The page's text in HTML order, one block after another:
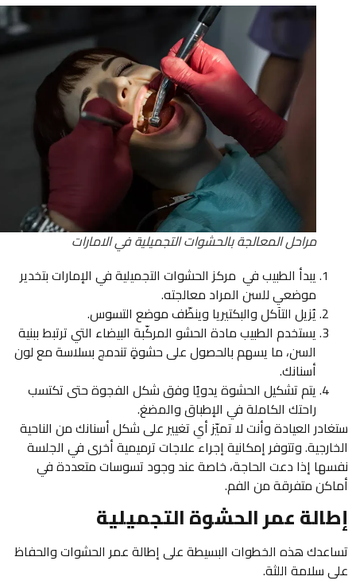
مراحل المعالجة بالحشوات التجميلية في الامارات
يبدأ الطبيب في مركز الحشوات التجميلية في الإمارات بتخدير
موضعي للسن المراد معالجته.
يُزيل التآكل والبكتيريا وينظّف موضع التسوس.
يستخدم الطبيب مادة الحشو المركّبة البيضاء التي ترتبط ببنية
السن، ما يسهم بالحصول على حشوةٍ تندمج بسلاسة مع لون
أسنانك.
يتم تشكيل الحشوة يدويًا وفق شكل الفجوة حتى تكتسب
راحتك الكاملة في الإطباق والمضغ.
العيادة وأنت لا تميّز أي تغيير على شكل أسنانك من الناحية
وتتوفر إمكانية إجراء علاجات ترميمية أخرى في الجلسة
إذا دعت الحاجة، خاصة عند وجود تسوسات متعددة في
متفرقة من الفم.
عمر الحشوة التجميلية
هذه الخطوات البسيطة على إطالة عمر الحشوات والحفاظ
اللثة.